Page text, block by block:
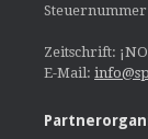
Steuernummer
Zeitschrift:
E-Mail: